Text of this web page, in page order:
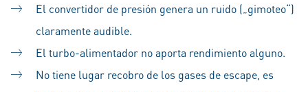
El convertidor de presión genera un ruido („gimoteo“)
claramente audible.
El turbo-alimentador no aporta rendimiento alguno.
No tiene lugar recobro de los gases de escape, es